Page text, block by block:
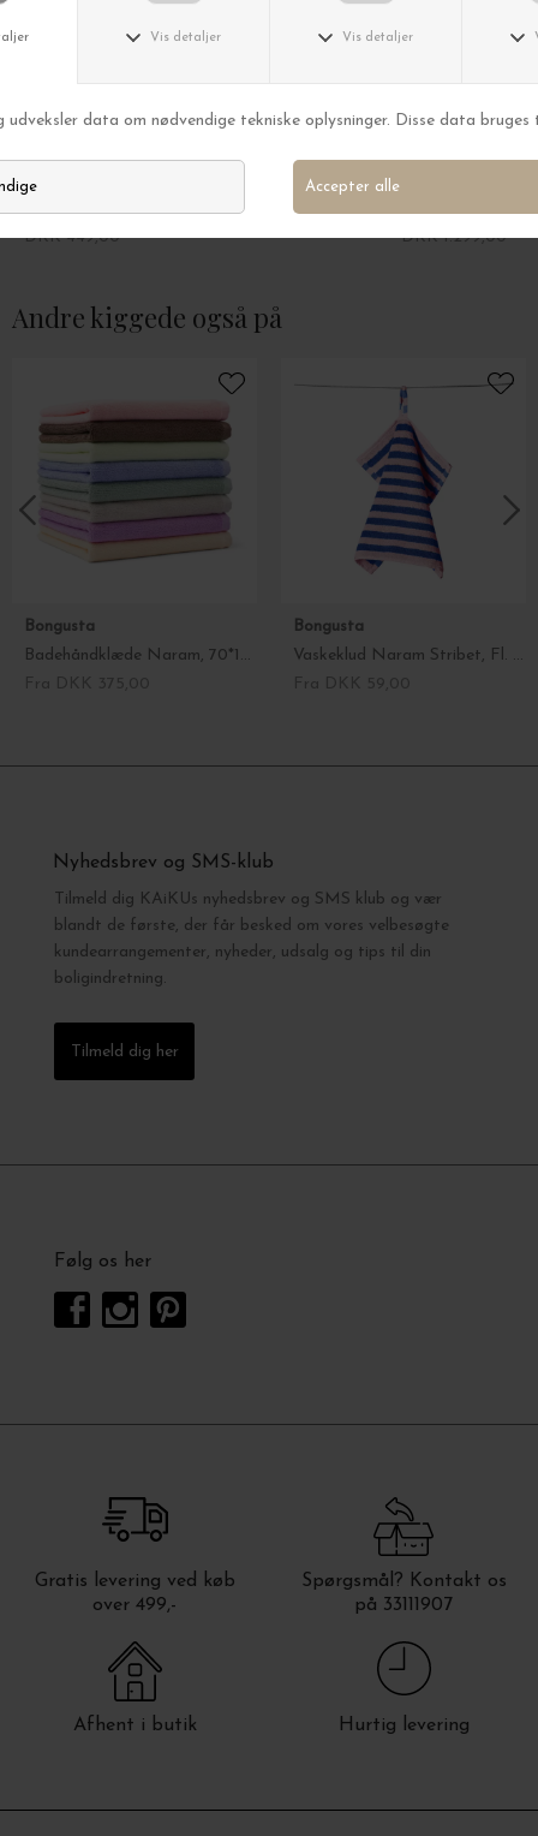
Weekendtaske Naram, Fl. farver
DKK 449,00
DKK 1.299,00
Andre kiggede også på
Bongusta
Badehåndklæde Naram, 70*140 vælg farve
Bongusta
Vaskeklud Naram Stribet, Fl. farver
Nyhedsbrev og SMS-klub
Tilmeld dig KAiKUs nyhedsbrev og SMS klub og vær
blandt de første, der får besked om vores velbesøgte
kundearrangementer, nyheder, udsalg og tips til din
boligindretning.
Tilmeld dig her
Følg os her
Gratis levering ved køb
over 499,-
Spørgsmål? Kontakt os
på 33111907
Afhent i butik Hurtig levering